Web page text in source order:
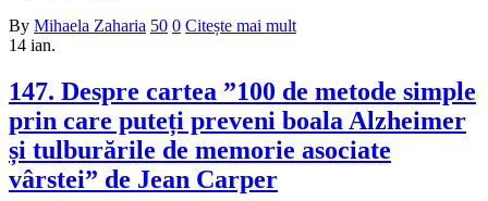
By Mihaela Zaharia 50 0 Citește mai mult
14 ian.
147. Despre cartea ”100 de metode simple
prin care puteți preveni boala Alzheimer
și tulburările de memorie asociate
vârstei” de Jean Carper